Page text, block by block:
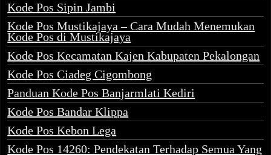
Kode Pos Sipin Jambi
Kode Pos Mustikajaya – Cara Mudah Menemukan
Kode Pos di Mustikajaya
Kode Pos Kecamatan Kajen Kabupaten Pekalongan
Kode Pos Ciadeg Cigombong
Panduan Kode Pos Banjarmlati Kediri
Kode Pos Bandar Klippa
Kode Pos Kebon Lega
Kode Pos 14260: Pendekatan Terhadap Semua Yang